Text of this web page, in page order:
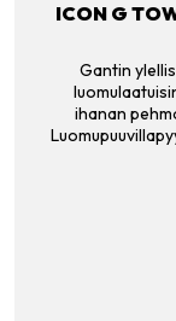
ICON G
Gantin
ihanan